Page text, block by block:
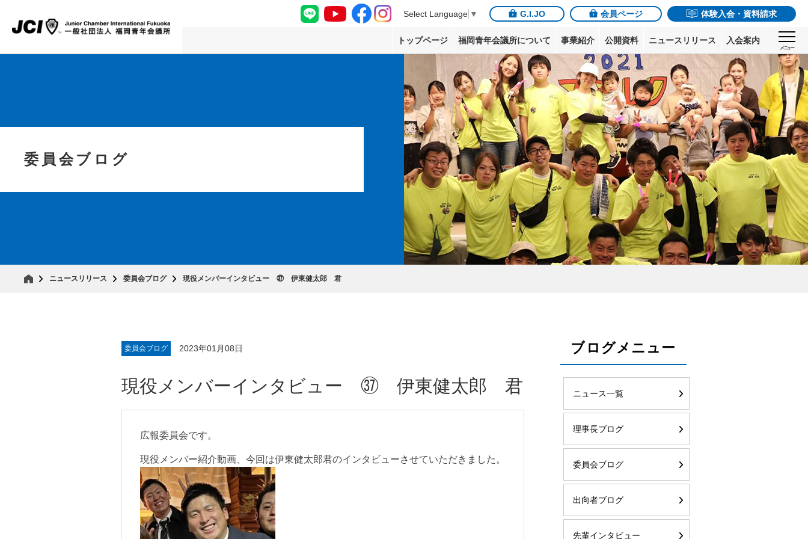
Select Language ▼ G.I.JO 会員ページ 体験入会・資料請求
トップページ 福岡青年会議所について 事業紹介 公開資料 ニュースリリース 入会案内
メニュー
委員会ブログ
ニュースリリース 委員会ブログ 現役メンバーインタビュー ㊲ 伊東健太郎 君
委員会ブログ 2023年01月08日
現役メンバーインタビュー ㊲ 伊東健太郎 君
広報委員会です。
現役メンバー紹介動画、今回は伊東健太郎君のインタビューさせていただきました。
ブログメニュー
ニュース一覧
理事長ブログ
委員会ブログ
出向者ブログ
先輩インタビュー